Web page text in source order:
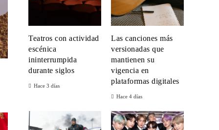
Teatros con actividad
escénica
ininterrumpida
durante siglos
Hace 3 días
Las canciones más
versionadas que
mantienen su
vigencia en
plataformas digitales
Hace 4 días